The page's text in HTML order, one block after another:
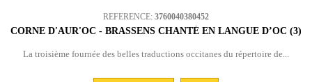
REFERENCE: 3760040380452
CORNE D'AUR'OC - BRASSENS CHANTÉ EN LANGUE D’OC (3)
La troisième fournée des belles traductions occitanes du répertoire de...